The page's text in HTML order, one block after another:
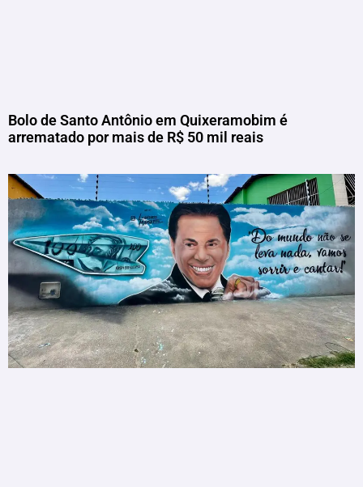
Bolo de Santo Antônio em Quixeramobim é
arrematado por mais de R$ 50 mil reais